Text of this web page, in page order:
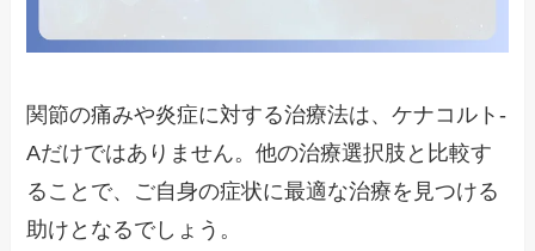
関節の痛みや炎症に対する治療法は、ケナコルト-
Aだけではありません。他の治療選択肢と比較す
ることで、ご自身の症状に最適な治療を見つける
助けとなるでしょう。